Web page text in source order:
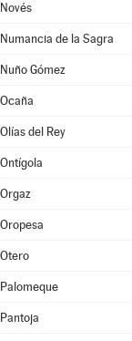
Novés
Numancia de la Sagra
Nuño Gómez
Ocaña
Olías del Rey
Ontígola
Orgaz
Oropesa
Otero
Palomeque
Pantoja